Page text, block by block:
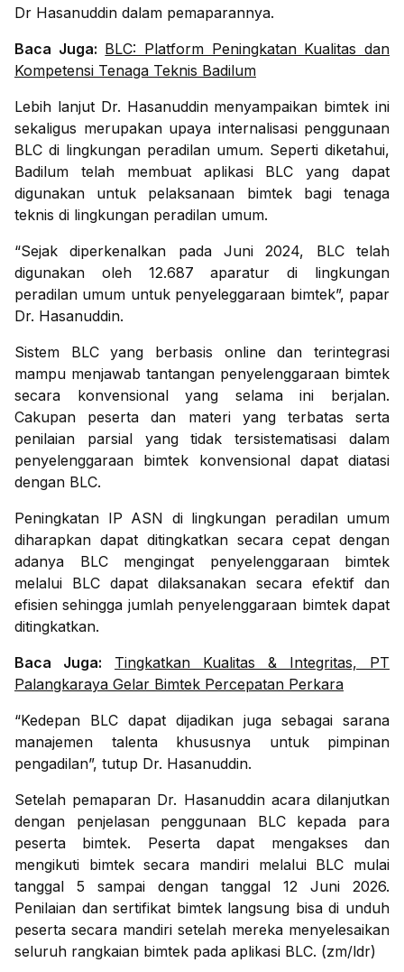
Dr Hasanuddin dalam pemaparannya.
Baca Juga: BLC: Platform Peningkatan Kualitas dan
Kompetensi Tenaga Teknis Badilum
Lebih lanjut Dr. Hasanuddin menyampaikan bimtek ini
sekaligus merupakan upaya internalisasi penggunaan
BLC di lingkungan peradilan umum. Seperti diketahui,
Badilum telah membuat aplikasi BLC yang dapat
digunakan untuk pelaksanaan bimtek bagi tenaga
teknis di lingkungan peradilan umum.
“Sejak diperkenalkan pada Juni 2024, BLC telah
digunakan oleh 12.687 aparatur di lingkungan
peradilan umum untuk penyeleggaraan bimtek”, papar
Dr. Hasanuddin.
Sistem BLC yang berbasis online dan terintegrasi
mampu menjawab tantangan penyelenggaraan bimtek
secara konvensional yang selama ini berjalan.
Cakupan peserta dan materi yang terbatas serta
penilaian parsial yang tidak tersistematisasi dalam
penyelenggaraan bimtek konvensional dapat diatasi
dengan BLC.
Peningkatan IP ASN di lingkungan peradilan umum
diharapkan dapat ditingkatkan secara cepat dengan
adanya BLC mengingat penyelenggaraan bimtek
melalui BLC dapat dilaksanakan secara efektif dan
efisien sehingga jumlah penyelenggaraan bimtek dapat
ditingkatkan.
Baca Juga:
Tingkatkan Kualitas & Integritas, PT
Palangkaraya Gelar Bimtek Percepatan Perkara
“Kedepan BLC dapat dijadikan juga sebagai sarana
manajemen talenta khususnya untuk pimpinan
pengadilan”, tutup Dr. Hasanuddin.
Setelah pemaparan Dr. Hasanuddin acara dilanjutkan
dengan penjelasan penggunaan BLC kepada para
peserta bimtek. Peserta dapat mengakses dan
mengikuti bimtek secara mandiri melalui BLC mulai
tanggal 5 sampai dengan tanggal 12 Juni 2026.
Penilaian dan sertifikat bimtek langsung bisa di unduh
peserta secara mandiri setelah mereka menyelesaikan
seluruh rangkaian bimtek pada aplikasi BLC. (zm/ldr)